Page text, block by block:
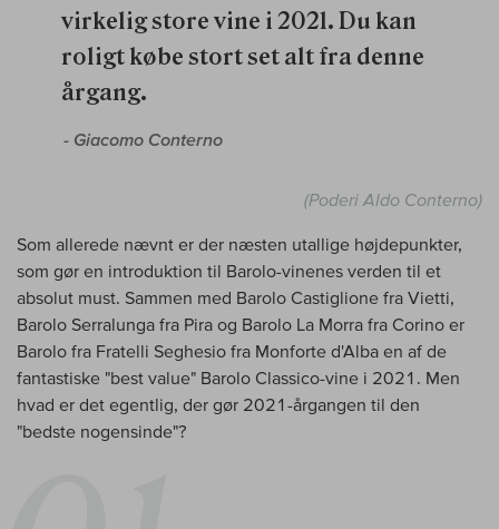
virkelig store vine i 2021. Du kan
roligt købe stort set alt fra denne
årgang.
- Giacomo Conterno
(Poderi Aldo Conterno)
Som allerede nævnt er der næsten utallige højdepunkter,
som gør en introduktion til Barolo-vinenes verden til et
absolut must. Sammen med Barolo Castiglione fra Vietti,
Barolo Serralunga fra Pira og Barolo La Morra fra Corino er
Barolo fra Fratelli Seghesio fra Monforte d'Alba en af de
fantastiske "best value" Barolo Classico-vine i 2021. Men
hvad er det egentlig, der gør 2021-årgangen til den
"bedste nogensinde"?